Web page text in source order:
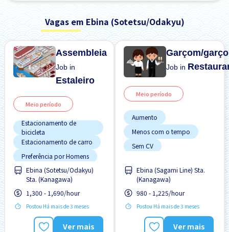
Vagas em Ebina (Sotetsu/Odakyu)
Assembleia
Job in
Estaleiro
Meio período
Estacionamento de
bicicleta
Estacionamento de carro
Preferência por Homens
Preferência por Mulheres
Sem experiência OK
Transporte pago
Ebina (Sotetsu/Odakyu)
Sta. (Kanagawa)
1,300 - 1,690/hour
Postou Há mais de 3 meses
Ver mais
Garçom/
Job in
Meio período
Aumento
Menos com o tempo
Sem CV
Transporte pago
Ebina (Sagami Line) Sta.
(Kanagawa)
980 - 1,225/hour
Postou Há mais de 3 meses
Ver mais